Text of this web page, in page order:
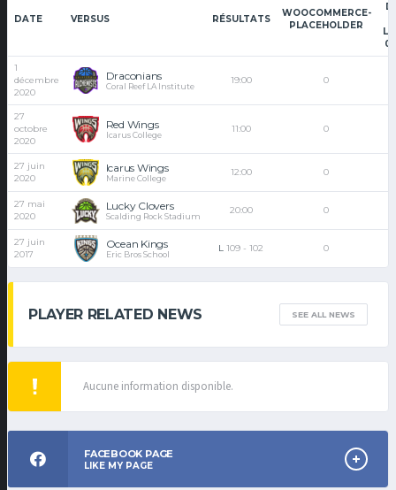
DATE VERSUS RÉSULTATS
WOOCOMMERCE-
PLACEHOLDER
1
décembre
2020
Draconians
Coral Reef LA Institute
19:00 0
27
octobre
2020
Red Wings
Icarus College
11:00 0
27 juin
2020
Icarus Wings
Marine College
12:00 0
27 mai
2020
Lucky Clovers
Scalding Rock Stadium
20:00 0
27 juin
2017
Ocean Kings
Eric Bros School
L 109 - 102 0
PLAYER RELATED NEWS SEE ALL NEWS
Aucune information disponible.
FACEBOOK PAGE
LIKE MY PAGE